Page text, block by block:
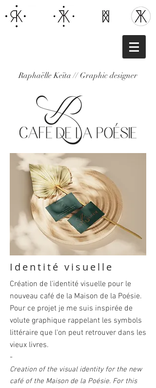
Raphaëlle Keïta // Graphic designer
Identité visuelle
Création de l'identité visuelle pour le
nouveau café de la Maison de la Poésie.
Pour ce projet je me suis inspirée de
volute graphique rappelant les symbols
littéraire que l'on peut retrouver dans les
vieux livres.
-
Creation of the visual identity for the new
café of the Maison de la Poésie. For this